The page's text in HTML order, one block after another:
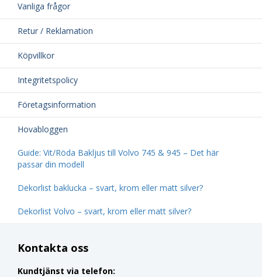
Vanliga frågor
Retur / Reklamation
Köpvillkor
Integritetspolicy
Företagsinformation
Hovabloggen
Guide: Vit/Röda Bakljus till Volvo 745 & 945 – Det här
passar din modell
Dekorlist baklucka – svart, krom eller matt silver?
Dekorlist Volvo – svart, krom eller matt silver?
Kontakta oss
Kundtjänst via telefon: